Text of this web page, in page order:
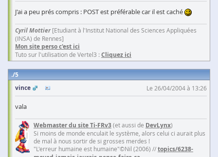
J'ai a peu prés compris : POST est préférable car il est caché
Cyril Mottier[Etudiant à l'Institut National des Sciences Appliquées
(INSA) de Rennes]
Mon site perso c'est ici
Tuto sur l'utilisation de Vertel3 : Cliquez ici
5
vince
Le 26/04/2004 à 13:26
vala
Webmaster du site Ti-FRv3(et aussi de DevLynx)
Si moins de monde enculait le système, alors celui ci aurait plus
de mal à nous sortir de si grosses merdes !
"L'erreur humaine est humaine"©Nil (2006) //topics/6238-